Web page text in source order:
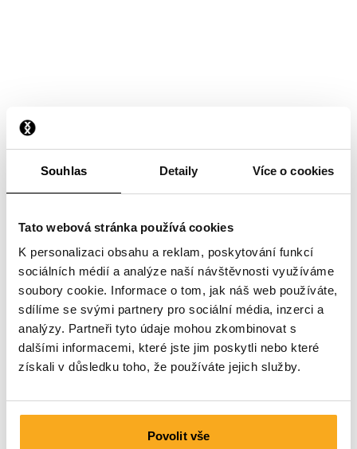
Souhlas Detaily Více o cookies
Tato webová stránka používá cookies
K personalizaci obsahu a reklam, poskytování funkcí
sociálních médií a analýze naší návštěvnosti využíváme
soubory cookie. Informace o tom, jak náš web používáte,
sdílíme se svými partnery pro sociální média, inzerci a
analýzy. Partneři tyto údaje mohou zkombinovat s
dalšími informacemi, které jste jim poskytli nebo které
získali v důsledku toho, že používáte jejich služby.
Povolit vše